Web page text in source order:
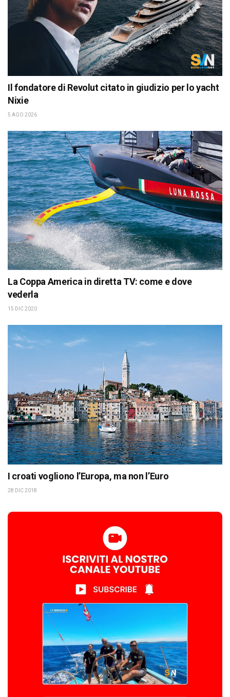
Il fondatore di Revolut citato in giudizio per lo yacht
Nixie
5 AGO 2026
La Coppa America in diretta TV: come e dove
vederla
15 DIC 2020
I croati vogliono l’Europa, ma non l’Euro
28 DIC 2018